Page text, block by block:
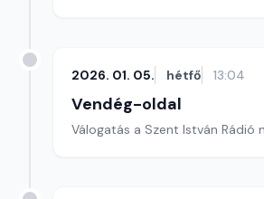
2026. 01. 05. hétfő 13:04
Vendég-oldal
Válogatás a Szent István Rádió